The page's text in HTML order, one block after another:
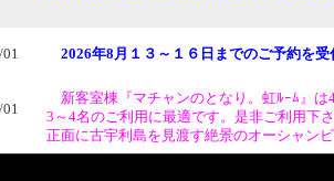
2026年8月１３～１６日までのご予約を受
新客室棟『マチャンのとなり。虹ﾙｰﾑ』は
3～4名のご利用に最適です。是非ご利用下
正面に古宇利島を見渡す絶景のオーシャン